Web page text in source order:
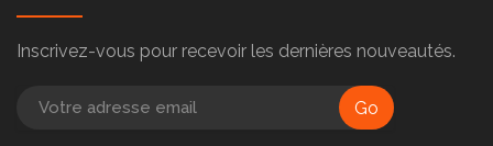
Inscrivez-vous pour recevoir les dernières nouveautés.
Go